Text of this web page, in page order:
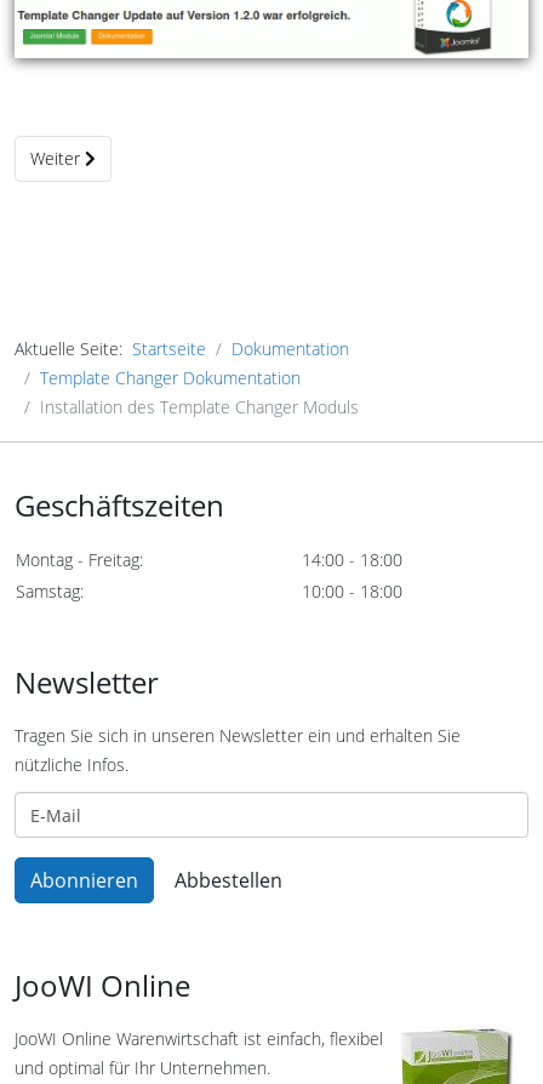
Nächster Beitrag: Template Changer Einstellungen
Weiter
Aktuelle Seite: Startseite
Dokumentation
Template Changer Dokumentation
Installation des Template Changer Moduls
Geschäftszeiten
Montag - Freitag:
14:00 - 18:00
Samstag:
10:00 - 18:00
Newsletter
Tragen Sie sich in unseren Newsletter ein und erhalten Sie
nützliche Infos.
JooWI Online
JooWI Online Warenwirtschaft ist einfach, flexibel
und optimal für Ihr Unternehmen.